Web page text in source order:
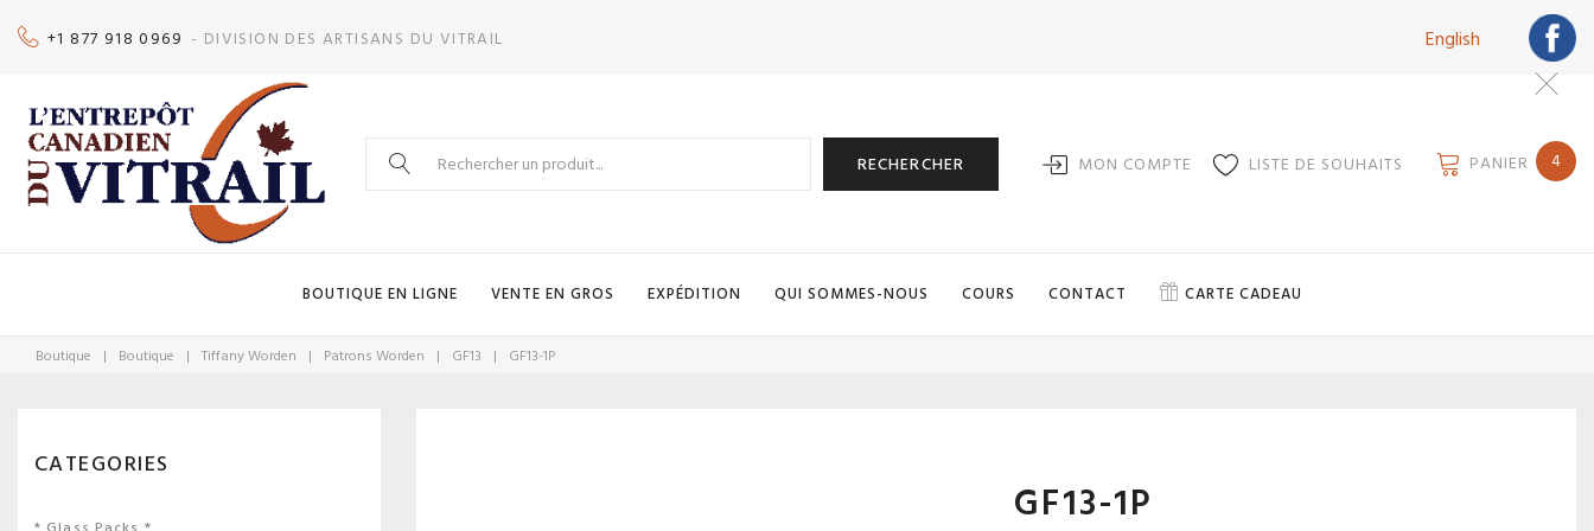
+1 877 918 0969 - DIVISION DES ARTISANS DU VITRAIL English
Search
RECHERCHER MON COMPTE LISTE DE SOUHAITS PANIER 4
BOUTIQUE EN LIGNE VENTE EN GROS EXPÉDITION QUI SOMMES-NOUS COURS CONTACT CARTE CADEAU
Boutique | Boutique | Tiffany Worden | Patrons Worden | GF13 | GF13-1P
GF13-1P
CATEGORIES